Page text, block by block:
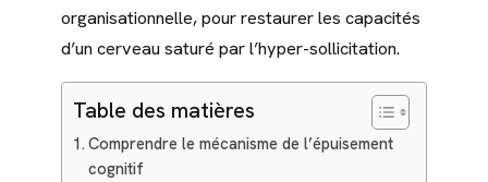
organisationnelle, pour restaurer les capacités
d’un cerveau saturé par l’hyper-sollicitation.
Table des matières
Comprendre le mécanisme de l’épuisement
cognitif